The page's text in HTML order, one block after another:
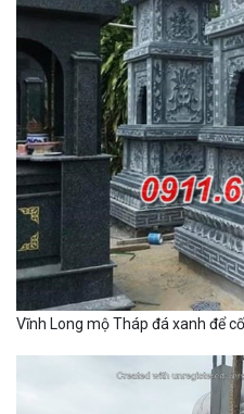
Vĩnh Long mộ Tháp đá xanh để